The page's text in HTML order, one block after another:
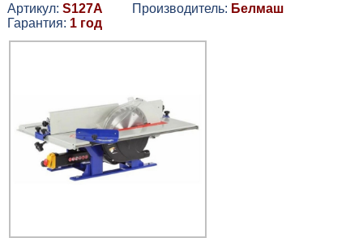
Артикул: S127A Производитель: Белмаш
Гарантия: 1 год